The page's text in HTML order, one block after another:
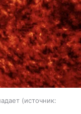
источник: